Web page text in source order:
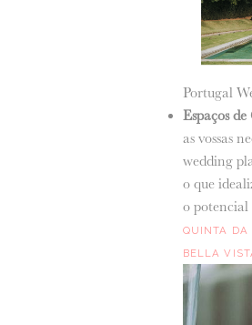
Portugal
Espaços
as vossas
wedding
o que
o potencial
QUINTA DA
BELLA